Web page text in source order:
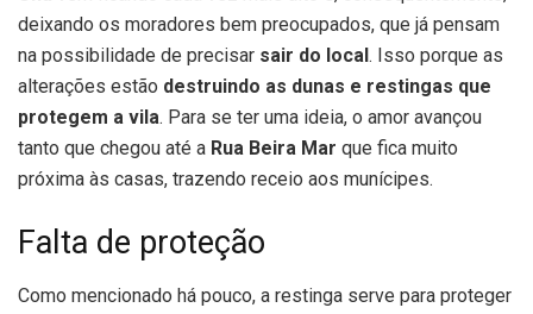
deixando os moradores bem preocupados, que já pensam
na possibilidade de precisar sair do local. Isso porque as
alterações estão destruindo as dunas e restingas que
protegem a vila. Para se ter uma ideia, o amor avançou
tanto que chegou até a Rua Beira Mar que fica muito
próxima às casas, trazendo receio aos munícipes.
Falta de proteção
Como mencionado há pouco, a restinga serve para proteger